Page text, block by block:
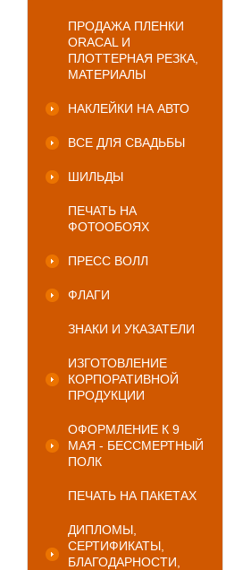
ПРОДАЖА ПЛЕНКИ
ORACAL И
ПЛОТТЕРНАЯ РЕЗКА,
МАТЕРИАЛЫ
НАКЛЕЙКИ НА АВТО
ВСЕ ДЛЯ СВАДЬБЫ
ШИЛЬДЫ
ПЕЧАТЬ НА
ФОТООБОЯХ
ПРЕСС ВОЛЛ
ФЛАГИ
ЗНАКИ И УКАЗАТЕЛИ
ИЗГОТОВЛЕНИЕ
КОРПОРАТИВНОЙ
ПРОДУКЦИИ
ОФОРМЛЕНИЕ К 9
МАЯ - БЕССМЕРТНЫЙ
ПОЛК
ПЕЧАТЬ НА ПАКЕТАХ
ДИПЛОМЫ,
СЕРТИФИКАТЫ,
БЛАГОДАРНОСТИ,